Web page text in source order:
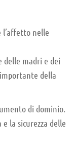
l’affetto nelle
delle madri e dei
della
di dominio.
la sicurezza delle